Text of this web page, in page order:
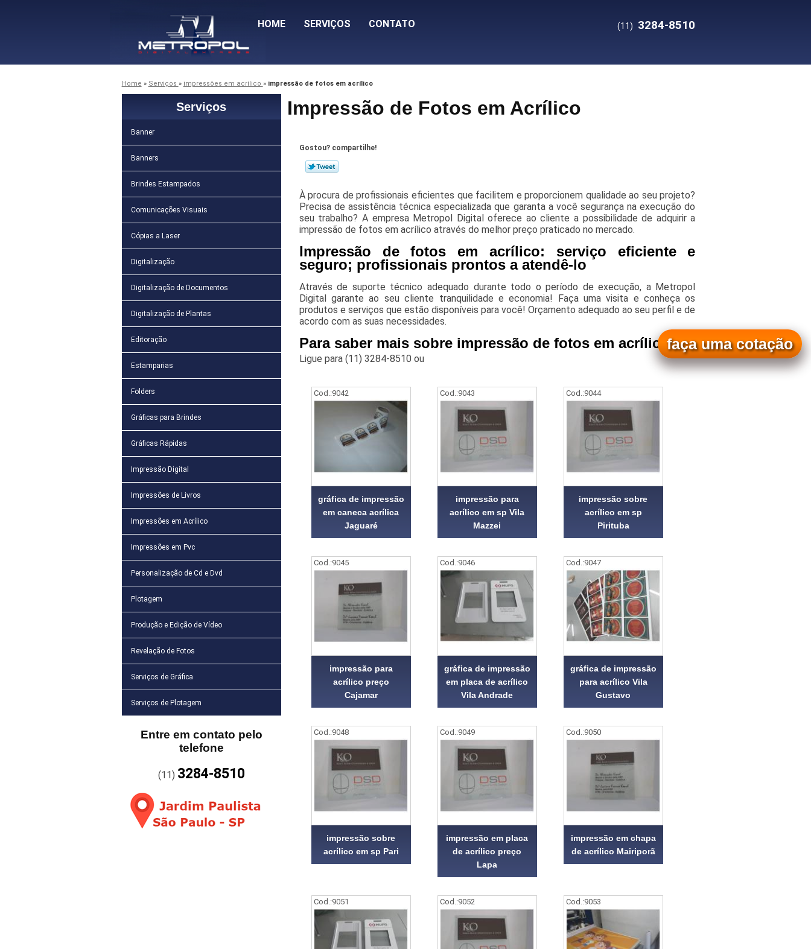
HOME SERVIÇOS CONTATO (11) 3284-8510
Home » Serviços » impressões em acrílico » impressão de fotos em acrílico
Serviços
Banner
Banners
Brindes Estampados
Comunicações Visuais
Cópias a Laser
Digitalização
Digitalização de Documentos
Digitalização de Plantas
Editoração
Estamparias
Folders
Gráficas para Brindes
Gráficas Rápidas
Impressão Digital
Impressões de Livros
Impressões em Acrílico
Impressões em Pvc
Personalização de Cd e Dvd
Plotagem
Produção e Edição de Vídeo
Revelação de Fotos
Serviços de Gráfica
Serviços de Plotagem
Entre em contato pelo
telefone
(11) 3284-8510
Impressão de Fotos em Acrílico
Gostou? compartilhe!
À procura de profissionais eficientes que facilitem e proporcionem qualidade ao seu projeto?
Precisa de assistência técnica especializada que garanta a você segurança na execução do
seu trabalho? A empresa Metropol Digital oferece ao cliente a possibilidade de adquirir a
impressão de fotos em acrílico através do melhor preço praticado no mercado.
Impressão de fotos em acrílico: serviço eficiente e
seguro; profissionais prontos a atendê-lo
Através de suporte técnico adequado durante todo o período de execução, a Metropol
Digital garante ao seu cliente tranquilidade e economia! Faça uma visita e conheça os
produtos e serviços que estão disponíveis para você! Orçamento adequado ao seu perfil e de
acordo com as suas necessidades.
Para saber mais sobre impressão de fotos em acrílico
Ligue para (11) 3284-8510ou
faça uma cotação
Cod.:9042
gráfica de impressão
em caneca acrílica
Jaguaré
Cod.:9043
impressão para
acrílico em sp Vila
Mazzei
Cod.:9044
impressão sobre
acrílico em sp
Pirituba
Cod.:9045
impressão para
acrílico preço
Cajamar
Cod.:9046
gráfica de impressão
em placa de acrílico
Vila Andrade
Cod.:9047
gráfica de impressão
para acrílico Vila
Gustavo
Cod.:9048
impressão sobre
acrílico em sp Pari
Cod.:9049
impressão em placa
de acrílico preço
Lapa
Cod.:9050
impressão em chapa
de acrílico Mairiporã
Cod.:9051 Cod.:9052 Cod.:9053